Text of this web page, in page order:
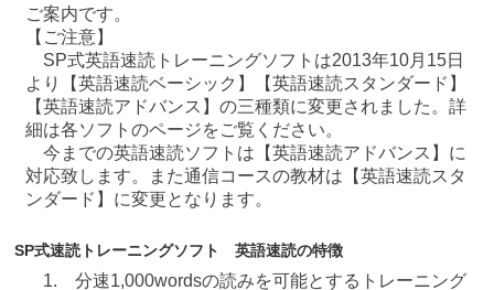
ご案内です。
【ご注意】
SP式英語速読トレーニングソフトは2013年10月15日
より【英語速読ベーシック】【英語速読スタンダード】
【英語速読アドバンス】の三種類に変更されました。詳
細は各ソフトのページをご覧ください。
今までの英語速読ソフトは【英語速読アドバンス】に
対応致します。また通信コースの教材は【英語速読スタ
ンダード】に変更となります。
SP式速読トレーニングソフト 英語速読の特徴
1. 分速1,000wordsの読みを可能とするトレーニング